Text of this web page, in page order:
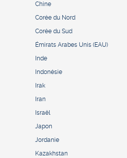
Chine
Corée du Nord
Corée du Sud
Émirats Arabes Unis (EAU)
Inde
Indonésie
Irak
Iran
Israël
Japon
Jordanie
Kazakhstan